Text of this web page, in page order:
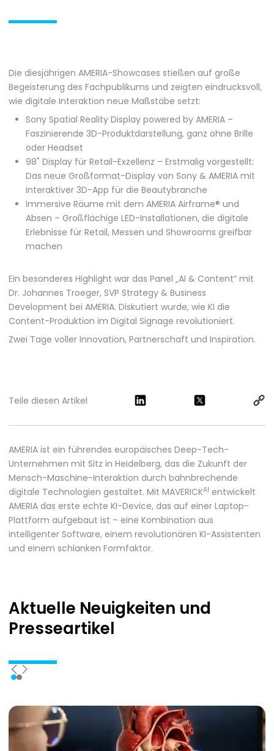
Die diesjährigen AMERIA-Showcases stießen auf große
Begeisterung des Fachpublikums und zeigten eindrucksvoll,
wie digitale Interaktion neue Maßstäbe setzt:
Sony Spatial Reality Display powered by AMERIA –
Faszinierende 3D-Produktdarstellung, ganz ohne Brille
oder Headset
98" Display für Retail-Exzellenz – Erstmalig vorgestellt:
Das neue Großformat-Display von Sony & AMERIA mit
interaktiver 3D-App für die Beautybranche
Immersive Räume mit dem AMERIA Airframe® und
Absen – Großflächige LED-Installationen, die digitale
Erlebnisse für Retail, Messen und Showrooms greifbar
machen
Ein besonderes Highlight war das Panel „AI & Content“ mit
Dr. Johannes Troeger, SVP Strategy & Business
Development bei AMERIA. Diskutiert wurde, wie KI die
Content-Produktion im Digital Signage revolutioniert.
Zwei Tage voller Innovation, Partnerschaft und Inspiration.
Teile diesen Artikel
AMERIA ist ein führendes europäisches Deep-Tech-
Unternehmen mit Sitz in Heidelberg, das die Zukunft der
Mensch-Maschine-Interaktion durch bahnbrechende
digitale Technologien gestaltet. Mit MAVERICKAI entwickelt
AMERIA das erste echte KI-Device, das auf einer Laptop-
Plattform aufgebaut ist – eine Kombination aus
intelligenter Software, einem revolutionären KI-Assistenten
und einem schlanken Formfaktor.
Aktuelle Neuigkeiten und
Presseartikel